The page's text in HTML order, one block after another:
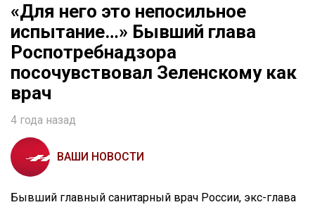
«Для него это непосильное
испытание…» Бывший глава
Роспотребнадзора
посочувствовал Зеленскому как
врач
4 года назад
ВАШИ НОВОСТИ
Бывший главный санитарный врач России, экс-глава